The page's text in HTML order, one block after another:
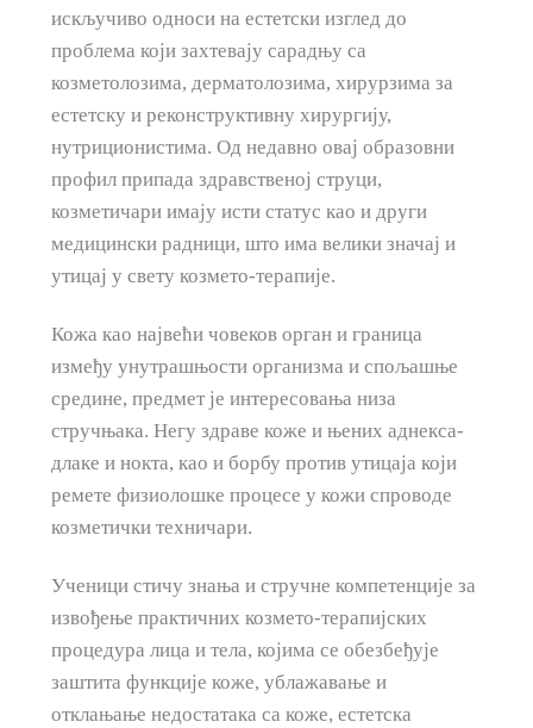
искључиво односи на естетски изглед до
проблема који захтевају сарадњу са
козметолозима, дерматолозима, хирурзима за
естетску и реконструктивну хирургију,
нутриционистима. Од недавно овај образовни
профил припада здравственој струци,
козметичари имају исти статус као и други
медицински радници, што има велики значај и
утицај у свету козмето-терапије.
Кожа као највећи човеков орган и граница
између унутрашњости организма и спољашње
средине, предмет је интересовања низа
стручњака. Негу здраве коже и њених аднекса-
длаке и нокта, као и борбу против утицаја који
ремете физиолошке процесе у кожи спроводе
козметички техничари.
Ученици стичу знања и стручне компетенције за
извођење практичних козмето-терапијских
процедура лица и тела, којима се обезбеђује
заштита функције коже, ублажавање и
отклањање недостатака са коже, естетска